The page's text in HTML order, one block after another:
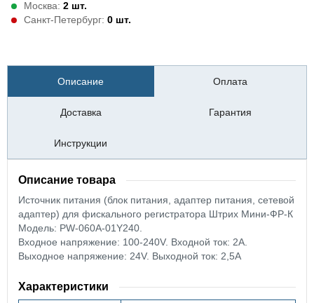
Москва: 2 шт.
Санкт-Петербург: 0 шт.
Описание Оплата
Доставка Гарантия
Инструкции
Описание товара
Источник питания (блок питания, адаптер питания, сетевой
адаптер) для фискального регистратора Штрих Мини-ФР-К
Модель: PW-060A-01Y240.
Входное напряжение: 100-240V. Входной ток: 2А.
Выходное напряжение: 24V. Выходной ток: 2,5А
Характеристики